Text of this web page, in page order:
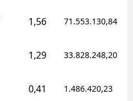
1,56 71.553.130,84
1,29 33.828.248,20
0,41 1.486.420,23